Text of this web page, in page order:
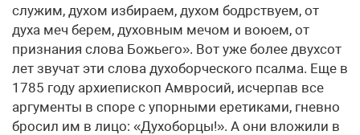
служим, духом избираем, духом бодрствуем, от
духа меч берем, духовным мечом и воюем, от
признания слова Божьего». Вот уже более двухсот
лет звучат эти слова духоборческого псалма. Еще в
1785 году архиепископ Амвросий, исчерпав все
аргументы в споре с упорными еретиками, гневно
бросил им в лицо: «Духоборцы!». А они вложили в